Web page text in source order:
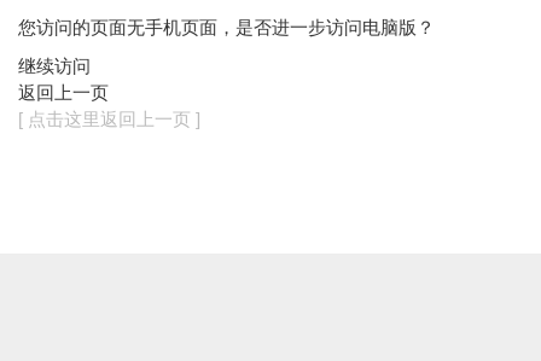
您访问的页面无手机页面，是否进一步访问电脑版？
继续访问
返回上一页
[ 点击这里返回上一页 ]